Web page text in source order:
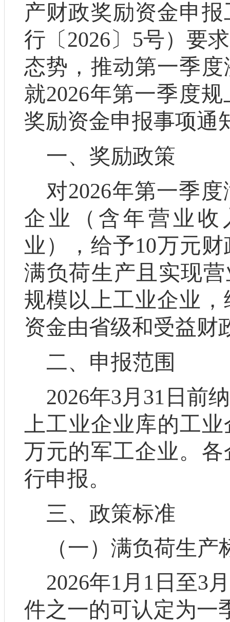
产财政奖励资金申
行 〔2026〕 5号）要
态势，推动第一季度
就2026年第一季度
奖励资金申报事项通
一、 奖励政策
对2026年第一季
企业
（含年营业
业）
，给予10万元
满负荷生产且实现
规模以上工业企业，
资金由省级和受益财
二、申报范围
2026年3月 31 日前
上工业企业库的工
万元的军工企业。 各
行申报。
三、政策标准
（一） 满负荷生产
2026年1 月 1 日至3月
件之一的可认定为一